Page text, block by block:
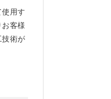
用す
客様
技術が